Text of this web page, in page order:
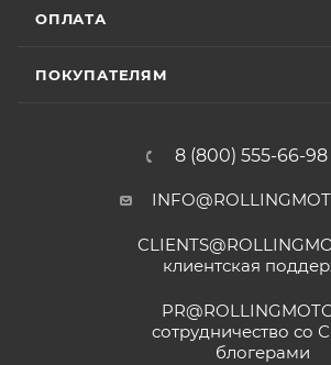
ОПЛАТА
ПОКУПАТЕЛЯМ
8 (800) 555-66-98
клиентская
сотрудничество со
блогерами